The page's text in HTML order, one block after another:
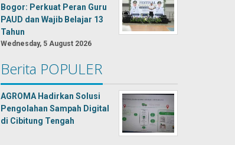
Bogor: Perkuat Peran Guru
PAUD dan Wajib Belajar 13
Tahun
Wednesday, 5 August 2026
Berita POPULER
AGROMA Hadirkan Solusi
Pengolahan Sampah Digital
di Cibitung Tengah